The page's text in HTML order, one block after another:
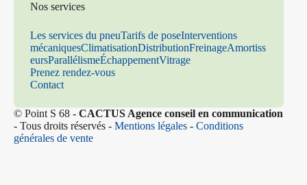
Nos services
Les services du pneuTarifs de poseInterventions
mécaniquesClimatisationDistributionFreinageAmortiss
eursParallélismeÉchappementVitrage
Prenez rendez-vous
Contact
© Point S 68 - CACTUS Agence conseil en communication
- Tous droits réservés - Mentions légales - Conditions
générales de vente